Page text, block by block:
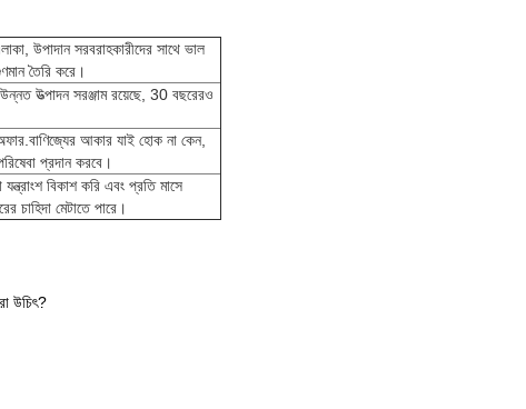
উপাদান সরবরাহকারীদের সাথে ভাল
তৈরি করে।
উত্পাদন সরঞ্জাম রয়েছে, 30 বছরেরও
আকার যাই হোক না কেন,
প্রদান করবে।
বিকাশ করি এবং প্রতি মাসে
চাহিদা মেটাতে পারে।
উচিৎ?